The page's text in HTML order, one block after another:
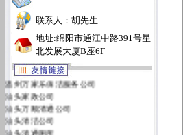
联系人：胡先生
地址:绵阳市通江中路391号星
北发展大厦B座6F
温州万家乐保洁服务公司
汕头家政公司
汕头万顺清通公司
汕头清洁公司
汕头清通厕所